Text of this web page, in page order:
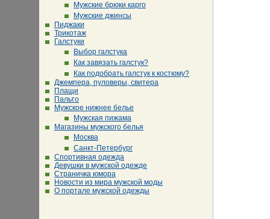
Мужские брюки карго
Мужские джинсы
Пиджаки
Трикотаж
Галстуки
Выбор галстука
Как завязать галстук?
Как подобрать галстук к костюму?
Джемпера, пуловеры, свитера
Плащи
Пальто
Мужское нижнее белье
Мужская пижама
Магазины мужского белья
Москва
Санкт-Петербург
Спортивная одежда
Девушки в мужской одежде
Страничка юмора
Новости из мира мужской моды
О портале мужской одежды